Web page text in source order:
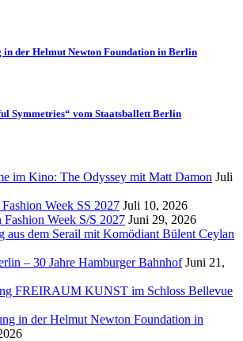
in der Helmut Newton Foundation in Berlin
Symmetries“ vom Staatsballett Berlin
im Kino: The Odyssey mit Matt Damon Juli
Week SS 2027 Juli 10, 2026
Week S/S 2027 Juni 29, 2026
aus dem Serail mit Komödiant Bülent Ceylan
– 30 Jahre Hamburger Bahnhof Juni 21,
FREIRAUM KUNST im Schloss Bellevue
in der Helmut Newton Foundation in